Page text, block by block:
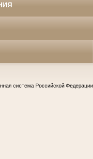
система Российской